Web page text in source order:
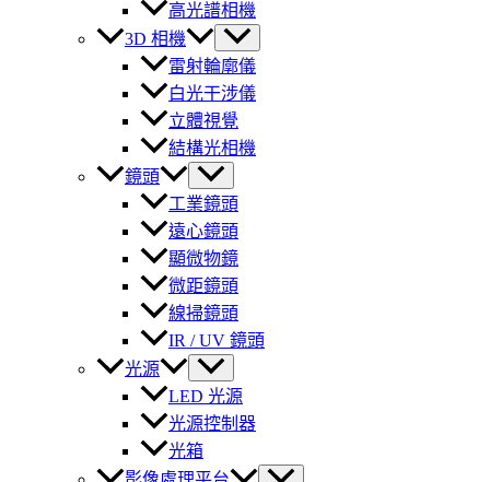
高光譜相機
3D 相機
雷射輪廓儀
白光干涉儀
立體視覺
結構光相機
鏡頭
工業鏡頭
遠心鏡頭
顯微物鏡
微距鏡頭
線掃鏡頭
IR / UV 鏡頭
光源
LED 光源
光源控制器
光箱